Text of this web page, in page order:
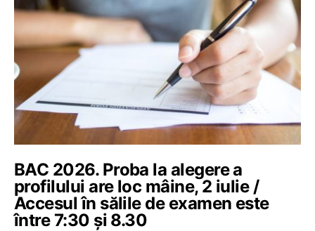
BAC 2026. Proba la alegere a
profilului are loc mâine, 2 iulie /
Accesul în sălile de examen este
între 7:30 și 8.30